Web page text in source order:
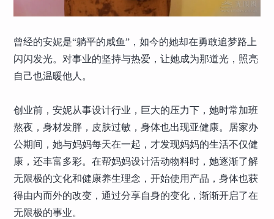
曾经的安妮是“躺平的咸鱼”，如今的她却在勇敢追梦路上
闪闪发光。对事业的坚持与热爱，让她成为那道光，照亮
自己也温暖他人。
创业前，安妮从事设计行业，巨大的压力下，她时常加班
熬夜，身材发胖，皮肤过敏，身体也出现亚健康。居家办
公期间，她与妈妈每天在一起，才发现妈妈的生活不仅健
康，还丰富多彩。在帮妈妈设计活动物料时，她逐渐了解
无限极的文化和健康养生理念，开始使用产品，身体也获
得由内而外的改变，通过分享自身的变化，渐渐开启了在
无限极的事业。